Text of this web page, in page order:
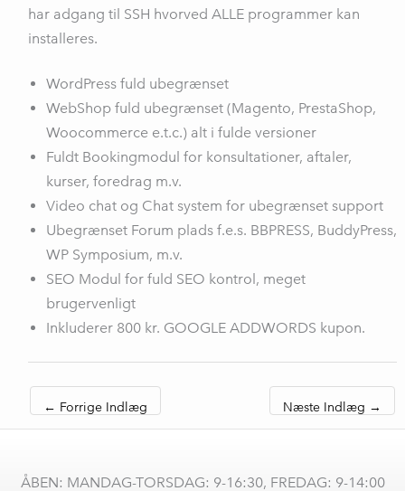
har adgang til SSH hvorved ALLE programmer kan
installeres.
WordPress fuld ubegrænset
WebShop fuld ubegrænset (Magento, PrestaShop,
Woocommerce e.t.c.) alt i fulde versioner
Fuldt Bookingmodul for konsultationer, aftaler,
kurser, foredrag m.v.
Video chat og Chat system for ubegrænset support
Ubegrænset Forum plads f.e.s. BBPRESS, BuddyPress,
WP Symposium, m.v.
SEO Modul for fuld SEO kontrol, meget
brugervenligt
Inkluderer 800 kr. GOOGLE ADDWORDS kupon.
← Forrige Indlæg Næste Indlæg →
ÅBEN: MANDAG-TORSDAG: 9-16:30, FREDAG: 9-14:00